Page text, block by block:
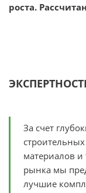
роста.
За счет
материалов и
рынка мы
лучшие